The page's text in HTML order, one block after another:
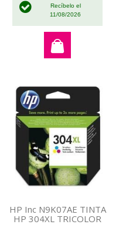
Recíbelo el
11/08/2026
HP Inc N9K07AE TINTA
HP 304XL TRICOLOR